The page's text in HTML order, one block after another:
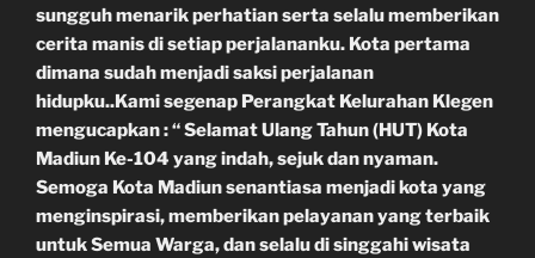
sungguh menarik perhatian serta selalu memberikan
cerita manis di setiap perjalananku. Kota pertama
dimana sudah menjadi saksi perjalanan
hidupku..Kami segenap Perangkat Kelurahan Klegen
mengucapkan : “ Selamat Ulang Tahun (HUT) Kota
Madiun Ke-104 yang indah, sejuk dan nyaman.
Semoga Kota Madiun senantiasa menjadi kota yang
menginspirasi, memberikan pelayanan yang terbaik
untuk Semua Warga, dan selalu di singgahi wisata